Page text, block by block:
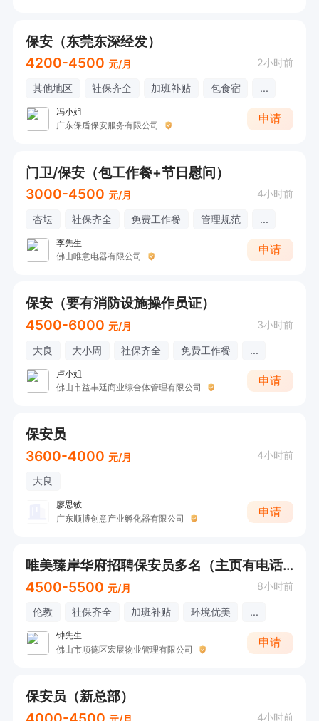
保安（东莞东深经发）
4200-4500 元/月 2小时前
其他地区 社保齐全 加班补贴 包食宿 ...
冯小姐
广东保盾保安服务有限公司
申请
门卫/保安（包工作餐+节日慰问）
3000-4500 元/月 4小时前
杏坛 社保齐全 免费工作餐 管理规范 ...
李先生
佛山唯意电器有限公司
申请
保安（要有消防设施操作员证）
4500-6000 元/月 3小时前
大良 大小周 社保齐全 免费工作餐 ...
卢小姐
佛山市益丰廷商业综合体管理有限公司
申请
保安员
3600-4000 元/月 4小时前
大良
廖思敏
广东顺博创意产业孵化器有限公司
申请
唯美臻岸华府招聘保安员多名（主页有电话）
4500-5500 元/月 8小时前
伦教 社保齐全 加班补贴 环境优美 ...
钟先生
佛山市顺德区宏展物业管理有限公司
申请
保安员（新总部）
4小时前